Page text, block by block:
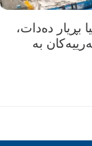
بڕیار دەدات،
بە